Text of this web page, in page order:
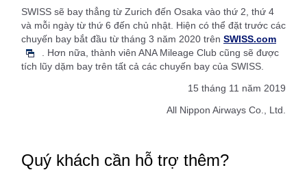
SWISS sẽ bay thẳng từ Zurich đến Osaka vào thứ 2, thứ 4
và mỗi ngày từ thứ 6 đến chủ nhật. Hiện có thể đặt trước các
chuyến bay bắt đầu từ tháng 3 năm 2020 trên SWISS.com
. Hơn nữa, thành viên ANA Mileage Club cũng sẽ được
tích lũy dặm bay trên tất cả các chuyến bay của SWISS.
15 tháng 11 năm 2019
All Nippon Airways Co., Ltd.
Quý khách cần hỗ trợ thêm?